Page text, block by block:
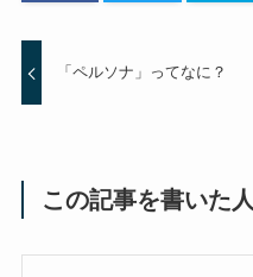
「ペルソナ」ってなに？
この記事を書いた人